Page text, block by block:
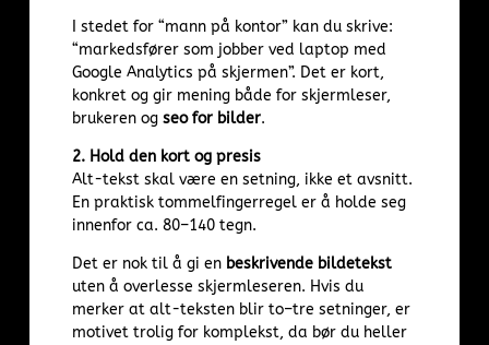
I stedet for “mann på kontor” kan du skrive:
“markedsfører som jobber ved laptop med
Google Analytics på skjermen”. Det er kort,
konkret og gir mening både for skjermleser,
brukeren ogseo for bilder.
2. Hold den kort og presis
Alt-tekst skal være en setning, ikke et avsnitt.
En praktisk tommelfingerregel er å holde seg
innenfor ca. 80–140 tegn.
Det er nok til å gi en beskrivende bildetekst
uten å overlesse skjermleseren. Hvis du
merker at alt-teksten blir to–tre setninger, er
motivet trolig for komplekst, da bør du heller